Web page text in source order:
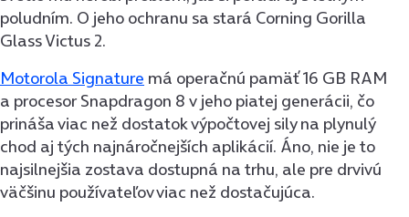
poludním. O jeho ochranu sa stará Corning Gorilla
Glass Victus 2.
Motorola Signature má operačnú pamäť 16 GB RAM
a procesor Snapdragon 8 v jeho piatej generácii, čo
prináša viac než dostatok výpočtovej sily na plynulý
chod aj tých najnáročnejších aplikácií. Áno, nie je to
najsilnejšia zostava dostupná na trhu, ale pre drvivú
väčšinu používateľov viac než dostačujúca.